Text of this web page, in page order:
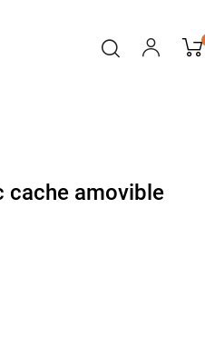
cache amovible